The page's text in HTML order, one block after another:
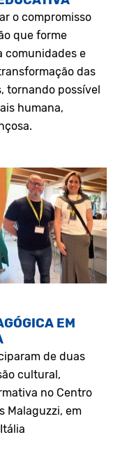
o compromisso
que forme
comunidades e
das
tornando possível
humana,
EM
de duas
cultural,
no Centro
Malaguzzi, em